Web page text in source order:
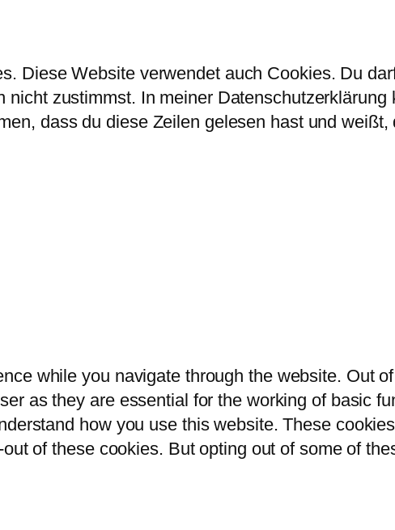
Diese Website verwendet auch Cookies. Du
zustimmst. In meiner
dass du diese Zeilen gelesen hast und
while you navigate through the website. Out
as they are essential for the working of basic
how you use this website. These
of these cookies. But opting out of some of